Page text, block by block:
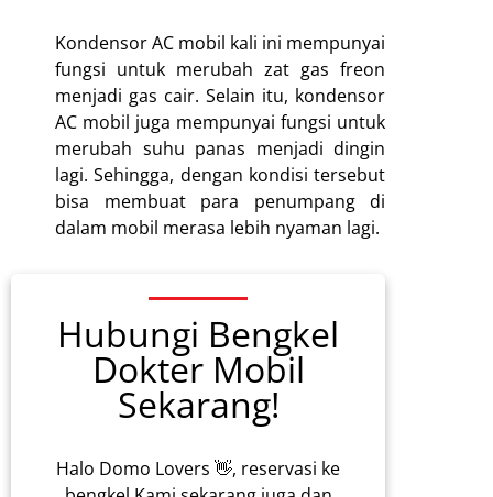
Kondensor AC mobil kali ini mempunyai
fungsi untuk merubah zat gas freon
menjadi gas cair. Selain itu, kondensor
AC mobil juga mempunyai fungsi untuk
merubah suhu panas menjadi dingin
lagi. Sehingga, dengan kondisi tersebut
bisa membuat para penumpang di
dalam mobil merasa lebih nyaman lagi.
Hubungi Bengkel
Dokter Mobil
Sekarang!
Halo Domo Lovers 👋, reservasi ke